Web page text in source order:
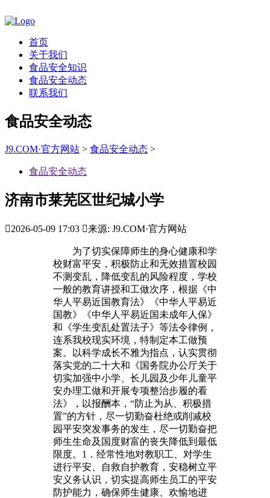
首页
关于我们
食品安全知识
食品安全动态
联系我们
食品安全动态
J9.COM·官方网站 > 食品安全动态 >
食品安全动态
济南市莱芜区世纪城小学
2026-05-09 17:03 来源: J9.COM·官方网站
为了切实保障师生的身心健康和学
校财富平安，积极防止和无效措置校园
不测变乱，降低变乱的风险程度，学校
一般的教育讲授和工做次序，根据《中
华人平易近国教育法》《中华人平易近
国教》《中华人平易近国未成年人保》
和《学生变乱处置法子》等法令律例，
连系我校现实环境，特制定本工做预
案。以科学成长不雅为指点，认实贯彻
落实党的二十大和《国务院办公厅关于
切实加强中小学、长儿园及少年儿童平
安办理工做和开展专项整治步履的看
法》，以报酬本，“防止为从、积极措
置”的方针，尽一切勤奋杜绝或削减校
园平安突发事务的发生，尽一切勤奋把
师生生命及国度财富的丧失降低到最低
限度。1．经常性地对教职工、对学生
进行平安、自救自护教育，安稳树立平
安义务认识，切实提高师生员工的平安
防护能力，确保师生健康、欢愉地进